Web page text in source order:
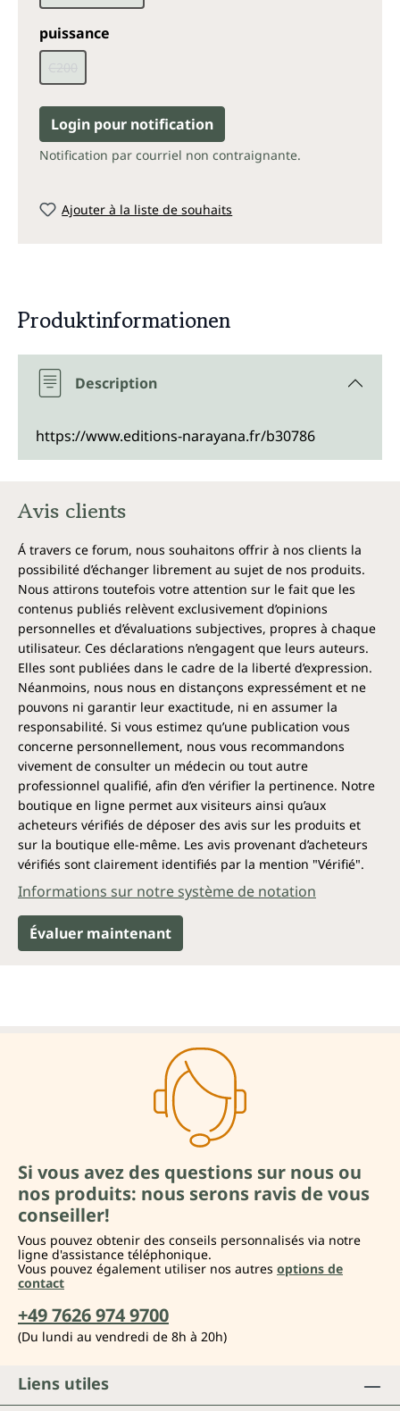
Sélectionnez
puissance
Login pour notification
Notification par courriel non contraignante.
Ajouter à la liste de souhaits
Produktinformationen
Description
https://www.editions-narayana.fr/b30786
Avis clients
Á travers ce forum, nous souhaitons offrir à nos clients la
possibilité d’échanger librement au sujet de nos produits.
Nous attirons toutefois votre attention sur le fait que les
contenus publiés relèvent exclusivement d’opinions
personnelles et d’évaluations subjectives, propres à chaque
utilisateur. Ces déclarations n’engagent que leurs auteurs.
Elles sont publiées dans le cadre de la liberté d’expression.
Néanmoins, nous nous en distançons expressément et ne
pouvons ni garantir leur exactitude, ni en assumer la
responsabilité. Si vous estimez qu’une publication vous
concerne personnellement, nous vous recommandons
vivement de consulter un médecin ou tout autre
professionnel qualifié, afin d’en vérifier la pertinence. Notre
boutique en ligne permet aux visiteurs ainsi qu’aux
acheteurs vérifiés de déposer des avis sur les produits et
sur la boutique elle-même. Les avis provenant d’acheteurs
vérifiés sont clairement identifiés par la mention "Vérifié".
Informations sur notre système de notation
Évaluer maintenant
Si vous avez des questions sur nous ou
nos produits: nous serons ravis de vous
conseiller!
Vous pouvez obtenir des conseils personnalisés via notre
ligne d'assistance téléphonique.
Vous pouvez également utiliser nos autres options de
contact
+49 7626 974 9700
(Du lundi au vendredi de 8h à 20h)
Liens utiles